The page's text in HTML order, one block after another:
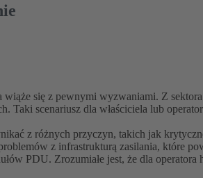
wiąże się z pewnymi wyzwaniami. Z
Taki scenariusz dla właściciela lub
z różnych przyczyn, takich jak
z infrastrukturą zasilania, które
PDU. Zrozumiałe jest, że dla